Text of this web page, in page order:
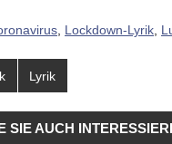
, Lockdown-Lyrik,
Lyrik
SIE AUCH